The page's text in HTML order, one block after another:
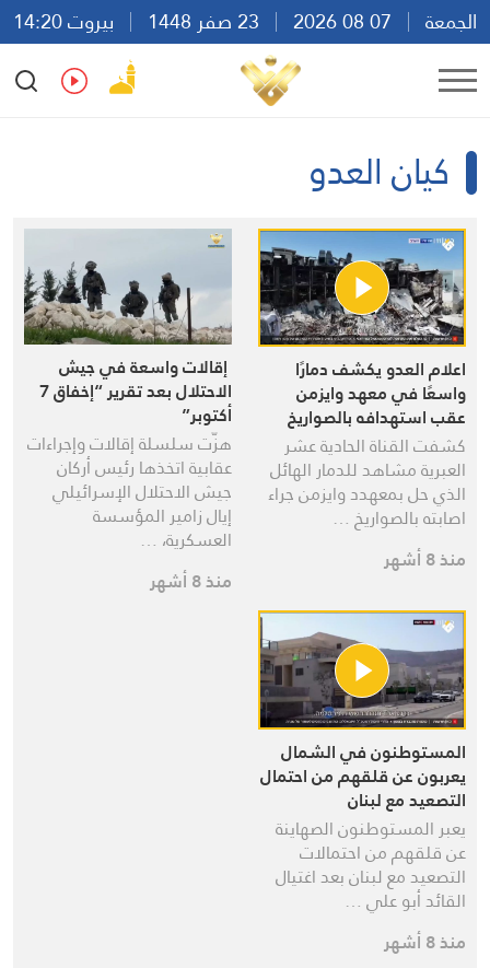
الجمعة
بيروت 14:20
Ar
En Fr Es
كيان العدو
اعلام العدو يكشف دمارًا
واسعًا في معهد وايزمن
عقب استهدافه بالصواريخ
الإيرانية
كشفت القناة الحادية عشر
العبرية مشاهد للدمار الهائل
الذي حل بمعهدد وايزمن جراء
اصابته بالصواريخ …
منذ 8 أشهر
إقالات واسعة في جيش
الاحتلال بعد تقرير “إخفاق 7
أكتوبر”
هزّت سلسلة إقالات وإجراءات
عقابية اتخذها رئيس أركان
جيش الاحتلال الإسرائيلي
إيال زامير المؤسسة
العسكرية، …
منذ 8 أشهر
المستوطنون في الشمال
يعربون عن قلقهم من احتمال
التصعيد مع لبنان
يعبر المستوطنون الصهاينة
عن قلقهم من احتمالات
التصعيد مع لبنان بعد اغتيال
القائد أبو علي …
منذ 8 أشهر